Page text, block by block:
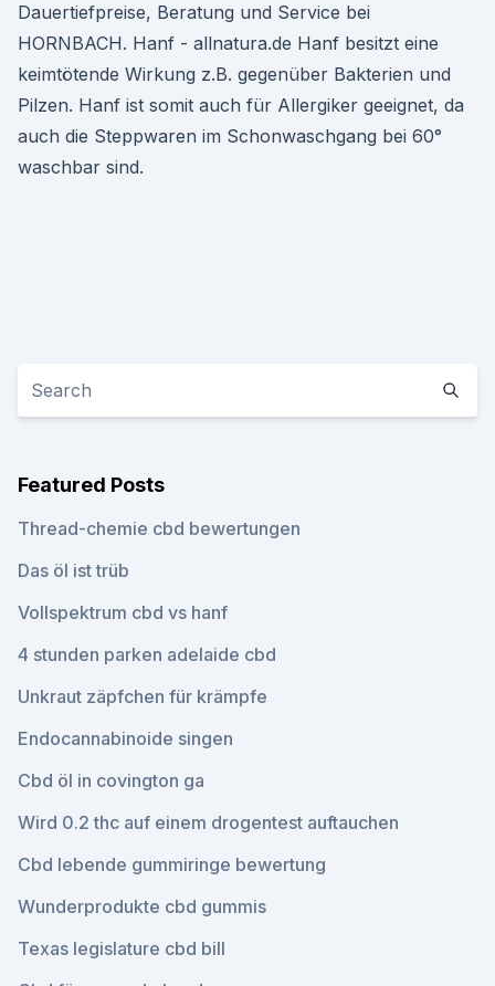
Dauertiefpreise, Beratung und Service bei
HORNBACH. Hanf - allnatura.de Hanf besitzt eine
keimtötende Wirkung z.B. gegenüber Bakterien und
Pilzen. Hanf ist somit auch für Allergiker geeignet, da
auch die Steppwaren im Schonwaschgang bei 60°
waschbar sind.
Featured Posts
Thread-chemie cbd bewertungen
Das öl ist trüb
Vollspektrum cbd vs hanf
4 stunden parken adelaide cbd
Unkraut zäpfchen für krämpfe
Endocannabinoide singen
Cbd öl in covington ga
Wird 0.2 thc auf einem drogentest auftauchen
Cbd lebende gummiringe bewertung
Wunderprodukte cbd gummis
Texas legislature cbd bill